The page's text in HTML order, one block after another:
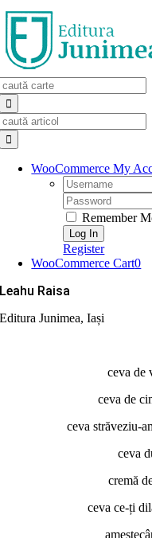
Skip
to
content
WooCommerce My
Username:
Password:
Remember
Register
WooCommerce Cart0
Leahu Raisa
Editura Junimea, Iași
ceva de
ceva de
ceva străveziu-
ceva
cremă
ceva ce-ți